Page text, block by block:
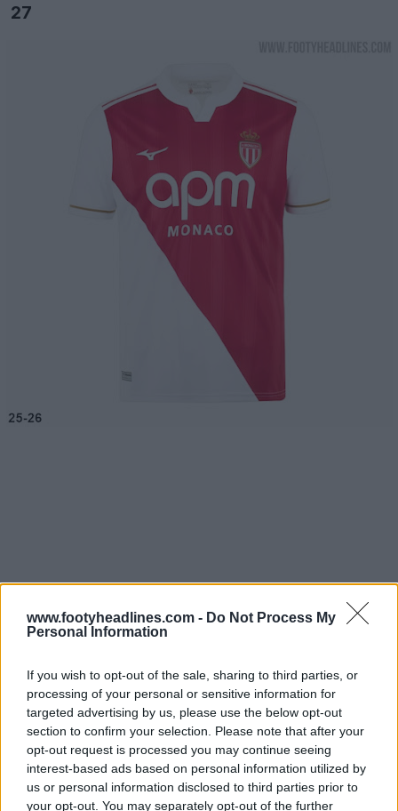
www.footyheadlines.com - Do Not Process My
Personal Information
If you wish to opt-out of the sale, sharing to third parties, or
processing of your personal or sensitive information for
targeted advertising by us, please use the below opt-out
section to confirm your selection. Please note that after your
opt-out request is processed you may continue seeing
interest-based ads based on personal information utilized by
us or personal information disclosed to third parties prior to
your opt-out. You may separately opt-out of the further
27